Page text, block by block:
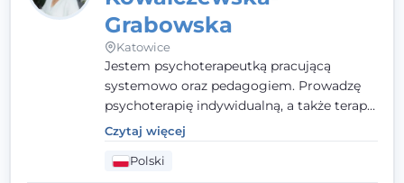
Grabowska
Katowice
Jestem psychoterapeutką pracującą
systemowo oraz pedagogiem. Prowadzę
psychoterapię indywidualną, a także terapię
par, małżeństw i rodzin. Patrzę na
człowieka całościowo - w kontekście jego
relacji z rodziną, pracą i otoczeniem - i
Czytaj więcej
Polski